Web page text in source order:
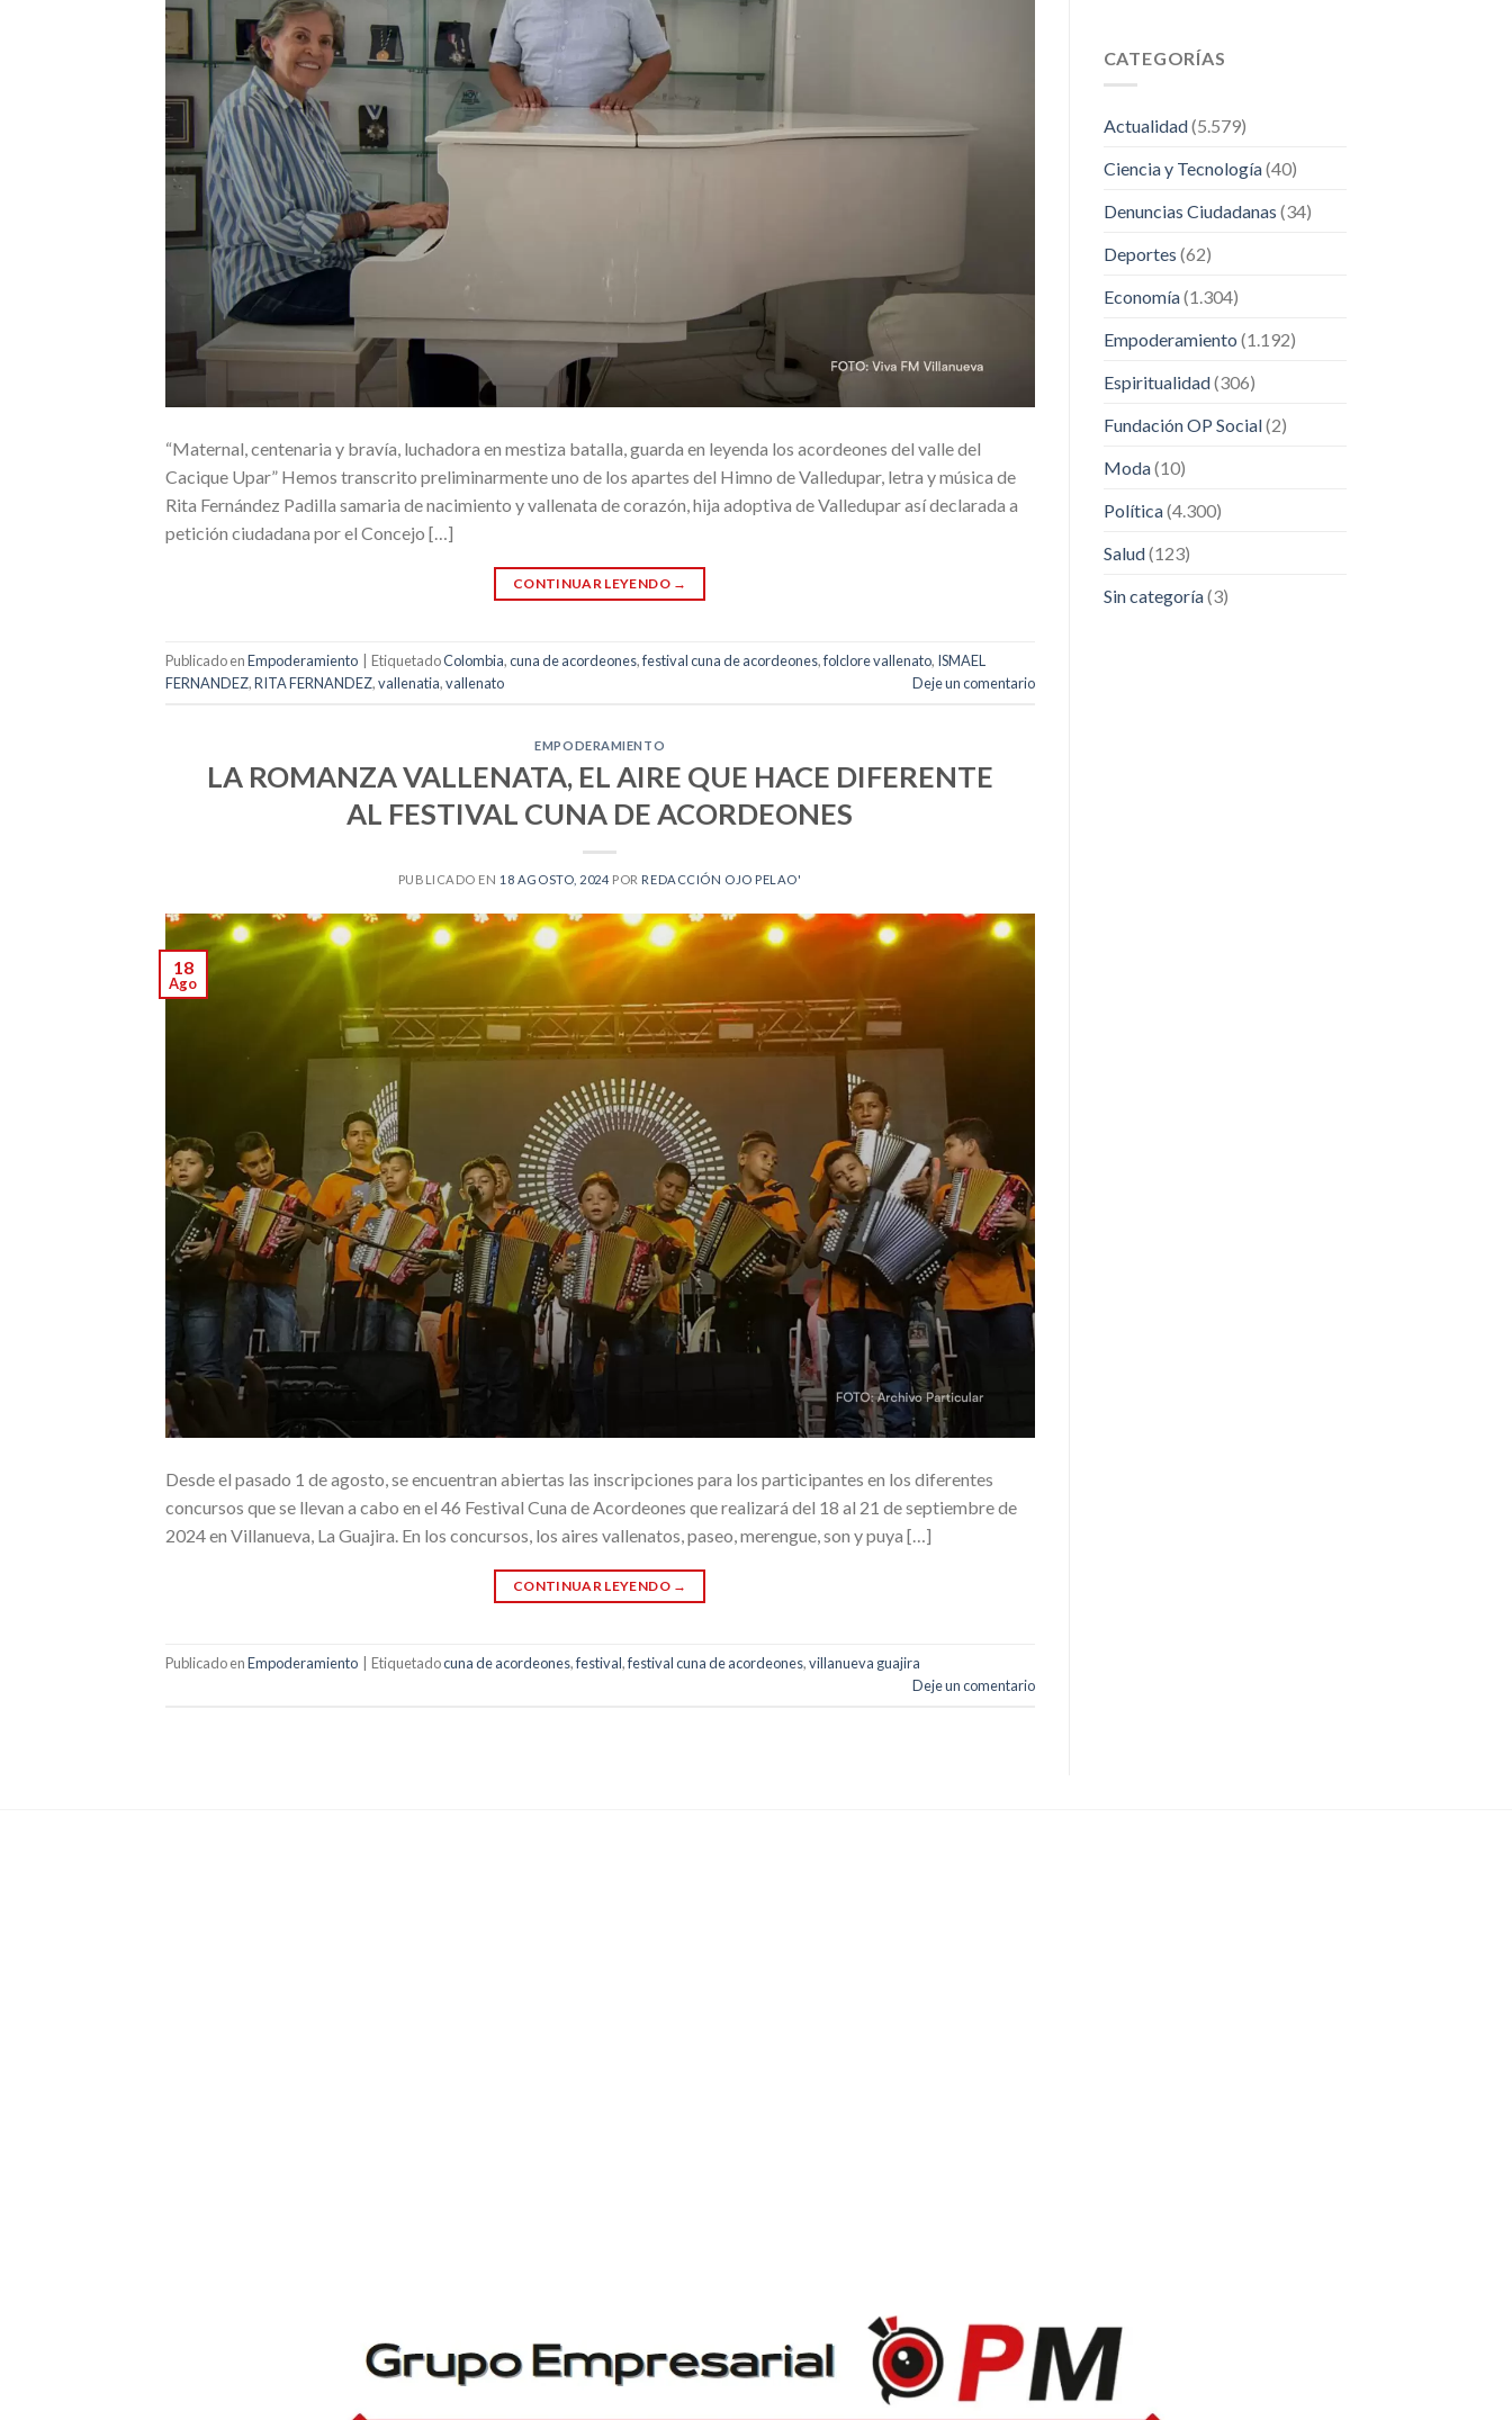
“Maternal, centenaria y bravía, luchadora en mestiza batalla, guarda en leyenda los acordeones del valle del
Cacique Upar” Hemos transcrito preliminarmente uno de los apartes del Himno de Valledupar, letra y música de
Rita Fernández Padilla samaria de nacimiento y vallenata de corazón, hija adoptiva de Valledupar así declarada a
petición ciudadana por el Concejo […]
CONTINUAR LEYENDO →
Publicado enEmpoderamiento EtiquetadoColombia,cuna de acordeones,festival cuna de acordeones,folclore vallenato, ISMAEL
FERNANDEZ,RITA FERNANDEZ,vallenatia,vallenato Deje un comentario
EMPODERAMIENTO
LA ROMANZA VALLENATA, EL AIRE QUE HACE DIFERENTE
AL FESTIVAL CUNA DE ACORDEONES
PUBLICADO EN 18 AGOSTO, 2024 POR REDACCIÓN OJO PELAO'
18
Ago
Desde el pasado 1 de agosto, se encuentran abiertas las inscripciones para los participantes en los diferentes
concursos que se llevan a cabo en el 46 Festival Cuna de Acordeones que realizará del 18 al 21 de septiembre de
2024 en Villanueva, La Guajira. En los concursos, los aires vallenatos, paseo, merengue, son y puya […]
CONTINUAR LEYENDO →
Publicado enEmpoderamiento Etiquetadocuna de acordeones,festival,festival cuna de acordeones,villanueva guajira
Deje un comentario
CATEGORÍAS
Actualidad(5.579)
Ciencia y Tecnología(40)
Denuncias Ciudadanas (34)
Deportes (62)
Economía(1.304)
Empoderamiento (1.192)
Espiritualidad(306)
Fundación OP Social(2)
Moda(10)
Política(4.300)
Salud(123)
Sin categoría(3)